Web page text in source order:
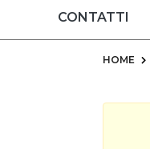
CONTATTI
HOME